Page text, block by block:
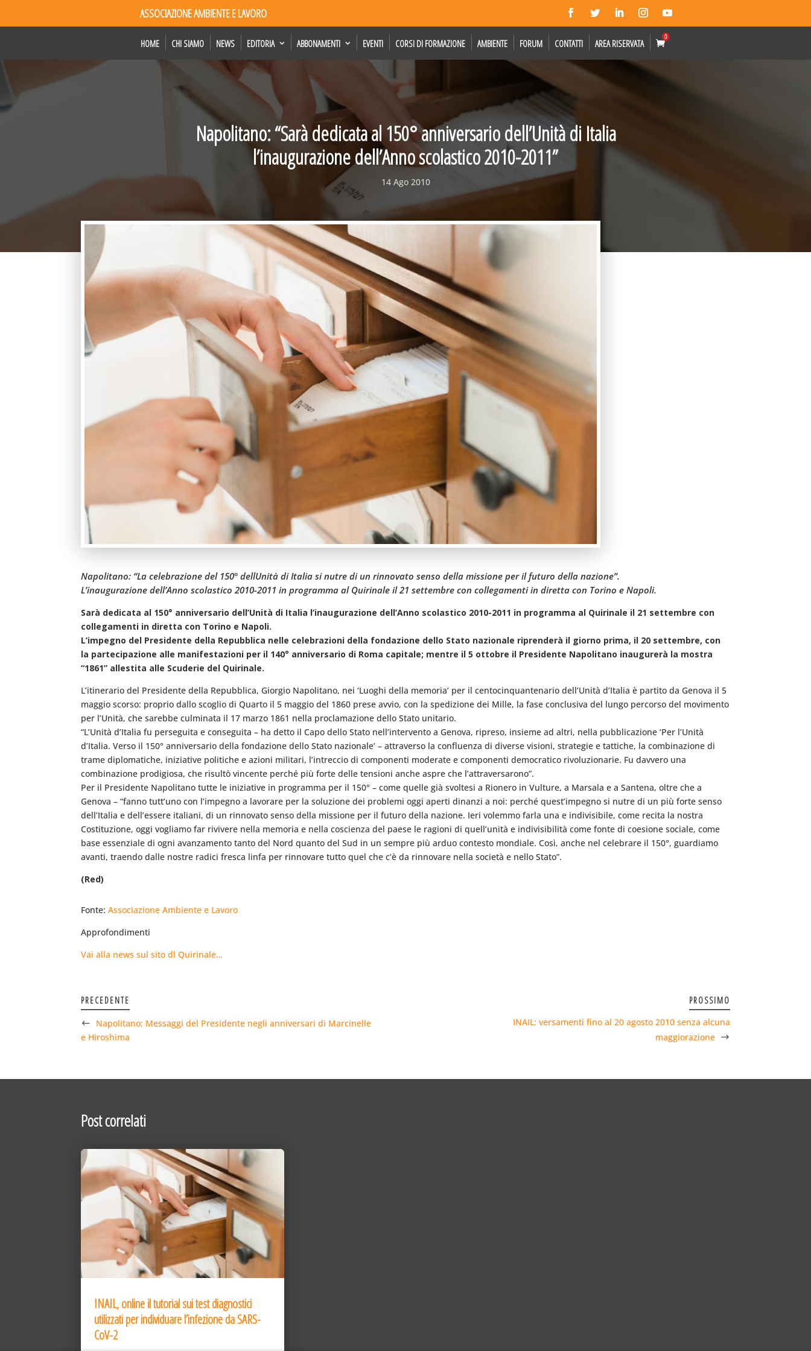
ASSOCIAZIONE AMBIENTE E LAVORO
HOME CHI SIAMO NEWS EDITORIA ABBONAMENTI EVENTI CORSI DI FORMAZIONE AMBIENTE FORUM CONTATTI AREA RISERVATA
0
Napolitano: “Sarà dedicata al 150° anniversario dell’Unità di Italia
l’inaugurazione dell’Anno scolastico 2010-2011”
14 Ago 2010
Napolitano: “La celebrazione del 150° dellUnità di Italia si nutre di un rinnovato senso della missione per il futuro della nazione”.
L’inaugurazione dell’Anno scolastico 2010-2011 in programma al Quirinale il 21 settembre con collegamenti in diretta con Torino e Napoli.
Sarà dedicata al 150° anniversario dell’Unità di Italia l’inaugurazione dell’Anno scolastico 2010-2011 in programma al Quirinale il 21 settembre con
collegamenti in diretta con Torino e Napoli.
L’impegno del Presidente della Repubblica nelle celebrazioni della fondazione dello Stato nazionale riprenderà il giorno prima, il 20 settembre, con
la partecipazione alle manifestazioni per il 140° anniversario di Roma capitale; mentre il 5 ottobre il Presidente Napolitano inaugurerà la mostra
“1861” allestita alle Scuderie del Quirinale.
L’itinerario del Presidente della Repubblica, Giorgio Napolitano, nei ‘Luoghi della memoria’ per il centocinquantenario dell’Unità d’Italia è partito da Genova il 5
maggio scorso: proprio dallo scoglio di Quarto il 5 maggio del 1860 prese avvio, con la spedizione dei Mille, la fase conclusiva del lungo percorso del movimento
per l’Unità, che sarebbe culminata il 17 marzo 1861 nella proclamazione dello Stato unitario.
“L’Unità d’Italia fu perseguita e conseguita – ha detto il Capo dello Stato nell’intervento a Genova, ripreso, insieme ad altri, nella pubblicazione ‘Per l’Unità
d’Italia. Verso il 150° anniversario della fondazione dello Stato nazionale’ – attraverso la confluenza di diverse visioni, strategie e tattiche, la combinazione di
trame diplomatiche, iniziative politiche e azioni militari, l’intreccio di componenti moderate e componenti democratico rivoluzionarie. Fu davvero una
combinazione prodigiosa, che risultò vincente perché più forte delle tensioni anche aspre che l’attraversarono”.
Per il Presidente Napolitano tutte le iniziative in programma per il 150° – come quelle già svoltesi a Rionero in Vulture, a Marsala e a Santena, oltre che a
Genova – “fanno tutt’uno con l’impegno a lavorare per la soluzione dei problemi oggi aperti dinanzi a noi: perché quest’impegno si nutre di un più forte senso
dell’Italia e dell’essere italiani, di un rinnovato senso della missione per il futuro della nazione. Ieri volemmo farla una e indivisibile, come recita la nostra
Costituzione, oggi vogliamo far rivivere nella memoria e nella coscienza del paese le ragioni di quell’unità e indivisibilità come fonte di coesione sociale, come
base essenziale di ogni avanzamento tanto del Nord quanto del Sud in un sempre più arduo contesto mondiale. Così, anche nel celebrare il 150°, guardiamo
avanti, traendo dalle nostre radici fresca linfa per rinnovare tutto quel che c’è da rinnovare nella società e nello Stato”.
(Red)
Fonte:Associazione Ambiente e Lavoro
Approfondimenti
Vai alla news sul sito dl Quirinale…
PRECEDENTE
Napolitano: Messaggi del Presidente negli anniversari di Marcinelle
e Hiroshima
PROSSIMO
INAIL: versamenti fino al 20 agosto 2010 senza alcuna
maggiorazione
Post correlati
INAIL, online il tutorial sui test diagnostici
utilizzati per individuare l’infezione da SARS-
CoV-2